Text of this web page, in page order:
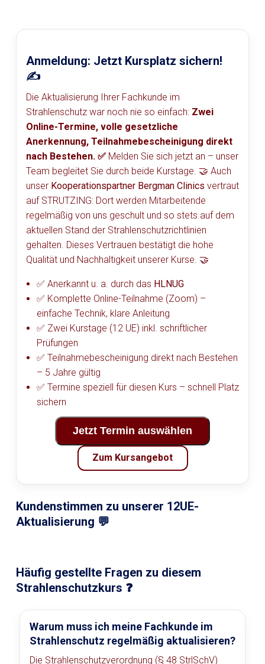
Anmeldung: Jetzt Kursplatz sichern!
✍️
Die Aktualisierung Ihrer Fachkunde im
Strahlenschutz war noch nie so einfach: Zwei
Online-Termine, volle gesetzliche
Anerkennung, Teilnahmebescheinigung direkt
nach Bestehen. ✅ Melden Sie sich jetzt an – unser
Team begleitet Sie durch beide Kurstage. 🤝 Auch
unser Kooperationspartner Bergman Clinics vertraut
auf STRUTZING: Dort werden Mitarbeitende
regelmäßig von uns geschult und so stets auf dem
aktuellen Stand der Strahlenschutzrichtlinien
gehalten. Dieses Vertrauen bestätigt die hohe
Qualität und Nachhaltigkeit unserer Kurse. 🤝
✅ Anerkannt u. a. durch das HLNUG
✅ Komplette Online-Teilnahme (Zoom) –
einfache Technik, klare Anleitung
✅ Zwei Kurstage (12 UE) inkl. schriftlicher
Prüfungen
✅ Teilnahmebescheinigung direkt nach Bestehen
– 5 Jahre gültig
✅ Termine speziell für diesen Kurs – schnell Platz
sichern
Jetzt Termin auswählen
Zum Kursangebot
Kundenstimmen zu unserer 12UE-
Aktualisierung 💬
Häufig gestellte Fragen zu diesem
Strahlenschutzkurs ❓
Warum muss ich meine Fachkunde im
Strahlenschutz regelmäßig aktualisieren?
Die Strahlenschutzverordnung (§ 48 StrlSchV)